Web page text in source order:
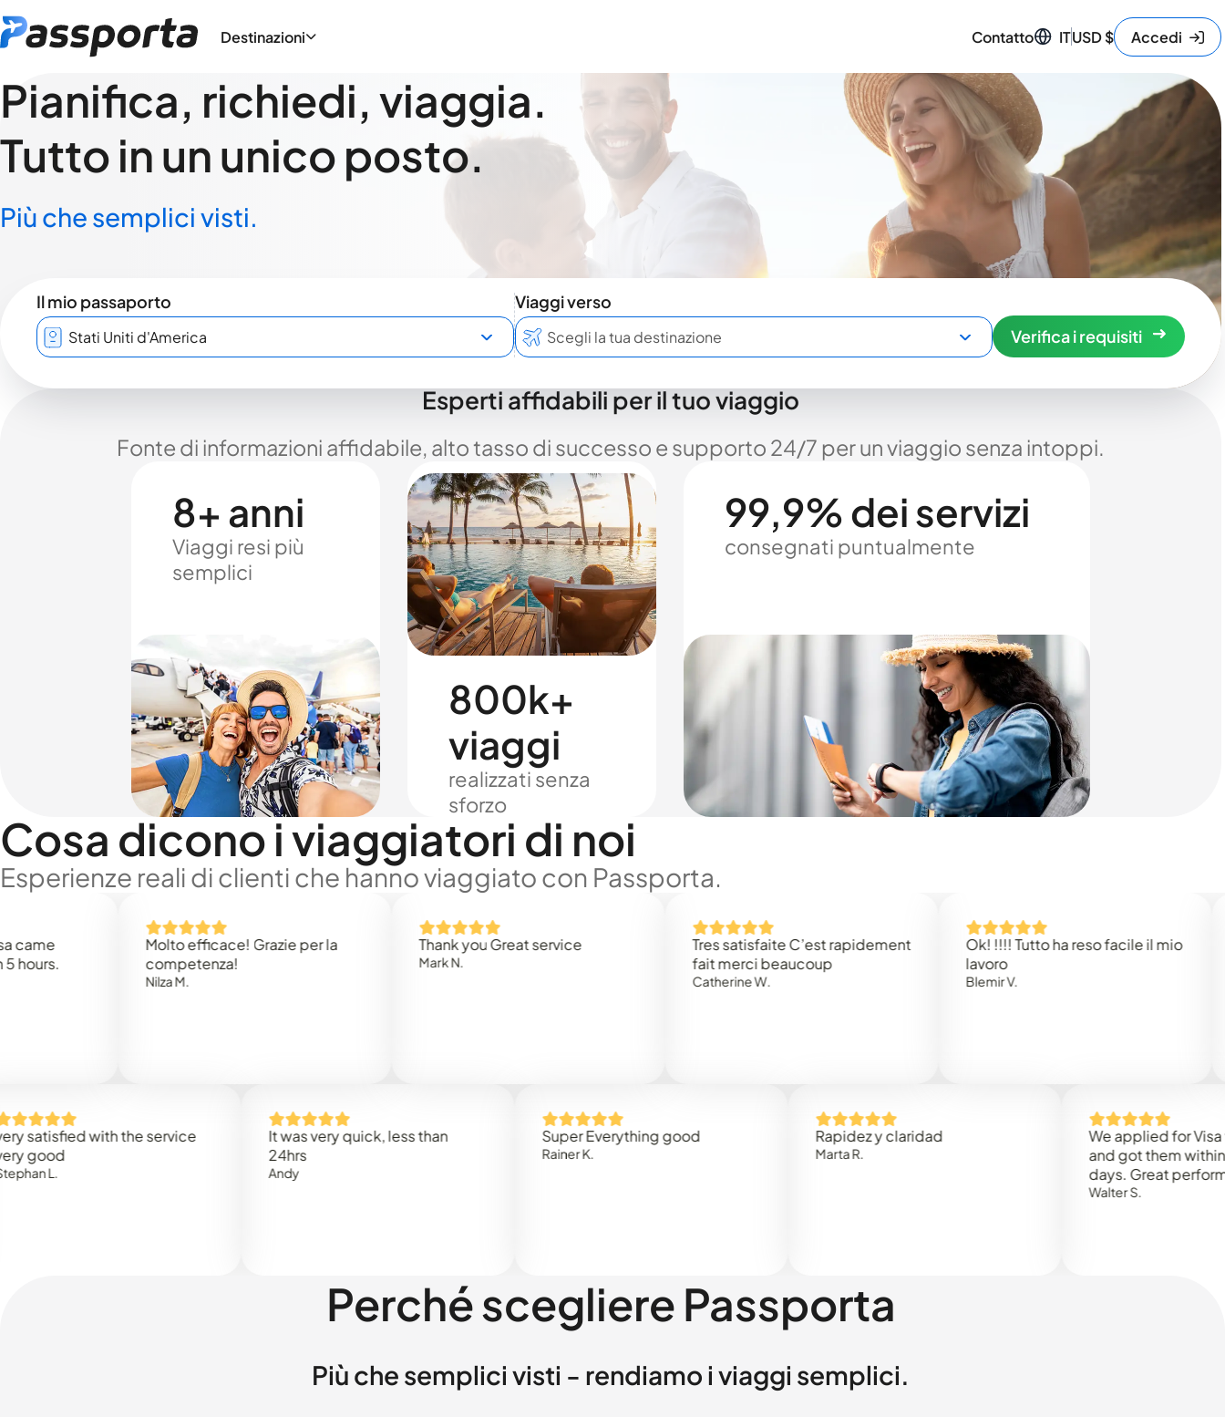
Destinazioni Contatto ITUSD$ Accedi
Pianifica, richiedi, viaggia.
Tutto in un unico posto.
Più che semplici visti.
Il mio passaporto
Viaggi verso
Verifica i requisiti
Esperti affidabili per il tuo viaggio
Fonte di informazioni affidabile, alto tasso di successo e supporto 24/7 per un viaggio senza intoppi.
8+ anni
Viaggi resi più
semplici
800k+
viaggi
realizzati senza
sforzo
99,9% dei servizi
consegnati puntualmente
Cosa dicono i viaggiatori di noi
Esperienze reali di clienti che hanno viaggiato con Passporta.
Molto efficace! Grazie per la
competenza!
Thank you Great service
Tres satisfaite C’est rapidement
fait merci beaucoup
Catherine W.
Ok! !!!! Tutto ha reso facile il mio
with the service
It was very quick, less than
Super Everything good Rapidez y claridad
We applied for Visa to
and got them within 3
days. Great performance!
Walter S.
Perché scegliere Passporta
Più che semplici visti - rendiamo i viaggi semplici.